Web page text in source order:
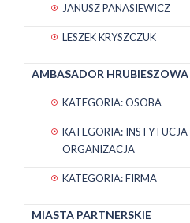
JANUSZ PANASIEWICZ
LESZEK KRYSZCZUK
AMBASADOR HRUBIESZOWA
KATEGORIA: OSOBA
KATEGORIA: INSTYTUCJA
ORGANIZACJA
KATEGORIA: FIRMA
MIASTA PARTNERSKIE